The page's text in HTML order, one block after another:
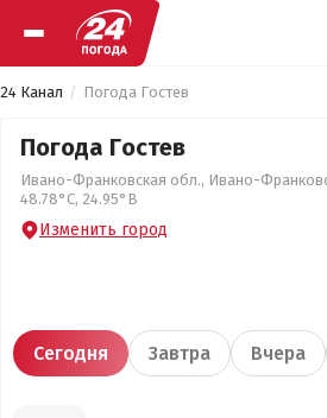
24 Канал Погода Гостев
Погода Гостев
Ивано-Франковская обл., Ивано-
48.78°С, 24.95°В
Изменить город
Сегодня Завтра Вчера